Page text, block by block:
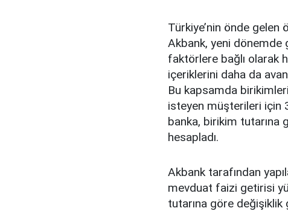
Türkiye’nin önde gelen
Akbank, yeni dönemde
faktörlere bağlı olarak
içeriklerini daha da
Bu kapsamda
isteyen müşterileri için
banka, birikim tutarına
hesapladı.
Akbank tarafından
mevduat faizi getirisi
tutarına göre değişiklik